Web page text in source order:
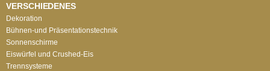
VERSCHIEDENES
Dekoration
Bühnen-und Präsentationstechnik
Sonnenschirme
Eiswürfel und Crushed-Eis
Trennsysteme